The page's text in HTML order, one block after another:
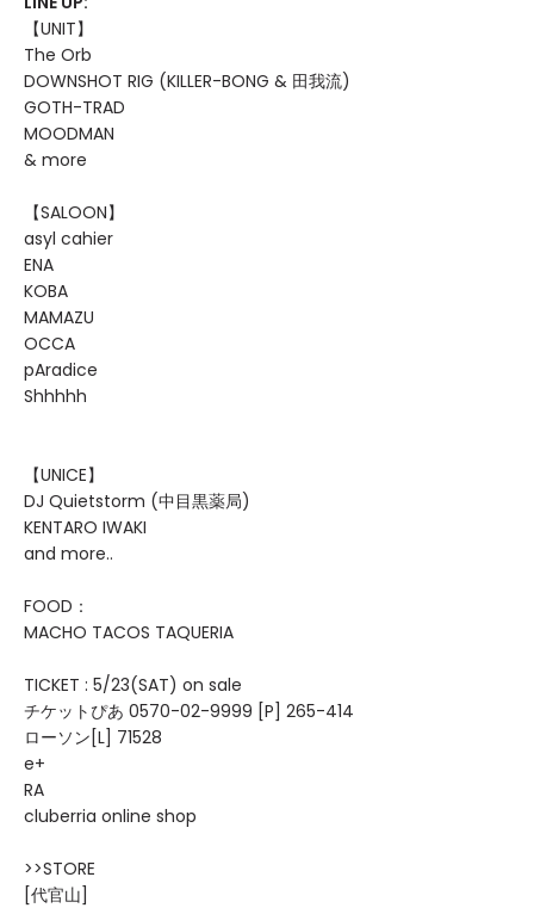
【UNIT】
The Orb
DOWNSHOT RIG (KILLER-BONG & 田我流)
GOTH-TRAD
MOODMAN
& more
【SALOON】
asyl cahier
ENA
KOBA
MAMAZU
OCCA
pAradice
Shhhhh
【UNICE】
DJ Quietstorm (中目黒薬局)
KENTARO IWAKI
and more..
FOOD：
MACHO TACOS TAQUERIA
TICKET : 5/23(SAT) on sale
チケットぴあ 0570-02-9999 [P] 265-414
ローソン[L] 71528
e+
RA
cluberria online shop
>>STORE
[代官山]